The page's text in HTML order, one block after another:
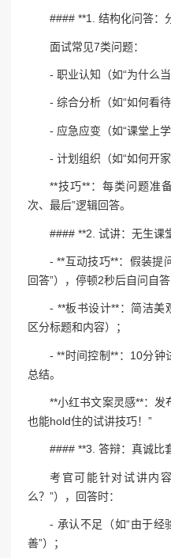
#### **1. 结构化问答：
面试常见7类问题：
- 职业认知（如“为什么当
- 综合分析（如“如何看待
- 应急应变（如“课堂上
- 计划组织（如“如何开家
**技巧**：每类问题准
次、最后”逻辑回答。
#### **2. 试讲：无生课
- **互动技巧**：假装提
回答”），停顿2秒后自问自答
- **板书设计**：简洁美
区分标题和内容）；
- **时间控制**：10分钟
总结。
**小红书文案灵感**：发
也能hold住的试讲技巧！”
#### **3. 答辩：真诚比
考官可能针对试讲内
么？”），回答时：
- 承认不足（如“由于经
善”）；